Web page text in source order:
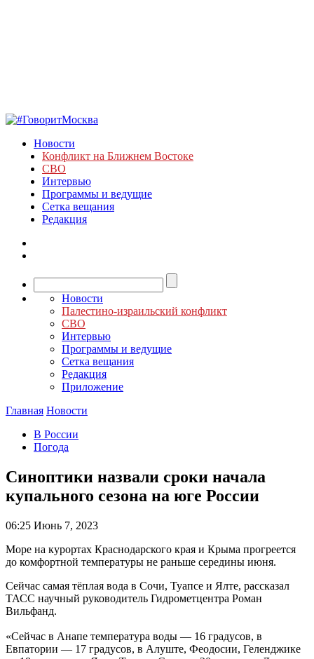
Новости
Конфликт на Ближнем Востоке
СВО
Интервью
Программы и ведущие
Сетка вещания
Редакция
Новости
Палестино-израильский конфликт
СВО
Интервью
Программы и ведущие
Сетка вещания
Редакция
Приложение
Главная Новости
В России
Погода
Синоптики назвали сроки начала
купального сезона на юге России
06:25 Июнь 7, 2023
Море на курортах Краснодарского края и Крыма прогреется
до комфортной температуры не раньше середины июня.
Сейчас самая тёплая вода в Сочи, Туапсе и Ялте, рассказал
ТАСС научный руководитель Гидрометцентра Роман
Вильфанд.
«Сейчас в Анапе температура воды — 16 градусов, в
Евпатории — 17 градусов, в Алуште, Феодосии, Геленджике